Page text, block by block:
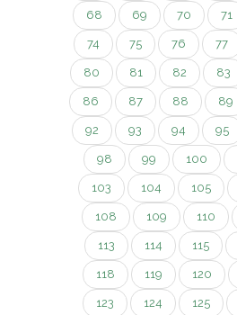
68 69 70 71
74 75 76 77
80 81 82 83
86 87 88 89
92 93 94 95
98 99 100
103 104 105
108 109 110
113 114 115
118 119 120
123 124 125